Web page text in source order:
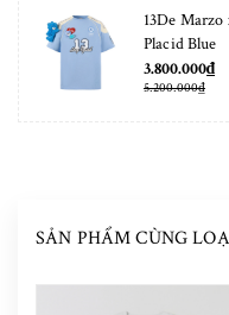
13De
Placid Blue
3.800.000₫
5.200.000₫
SẢN PHẨM CÙNG